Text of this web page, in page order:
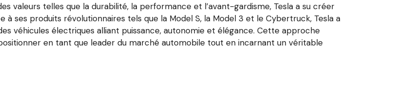
valeurs telles que la durabilité, la performance et l’avant-gardisme, Tesla a su créer
à ses produits révolutionnaires tels que la Model S, la Model 3 et le Cybertruck, Tesla a
véhicules électriques alliant puissance, autonomie et élégance. Cette approche
en tant que leader du marché automobile tout en incarnant un véritable